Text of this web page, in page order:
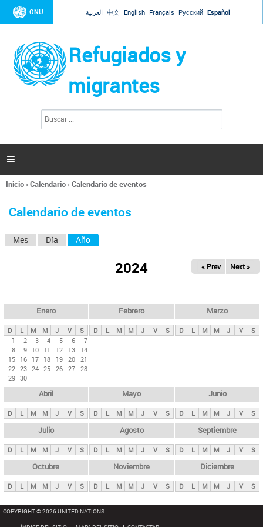
Jump to navigation
ONU العربية 中文 English Français Русский Español
Refugiados y
migrantes
l
d
s

Se
usted
Inicio›Calendario›Calendario de eventos
Calendario de eventos
s
p
n
i
p
a
l
s
Mes Día Año
2024 « Prev Next »
Enero
D L M M J V
S
1
2 3 4 5 6
7
8
9 10 11 12 13
14
15 16 17 18 19 20 21
22 23 24 25 26 27 28
29 30
Febrero
D L M M J V S
Marzo
D L M M J V S
Abril
D L M M J V S
Mayo
D L M M J V S
Junio
D L M M J V S
Julio
D L M M J V S
Agosto
D L M M J V S
Septiembre
D L M M J V S
Octubre
D L M M J V S
Noviembre
D L M M J V S
Diciembre
D L M M J V S
COPYRIGHT © 2026 UNITED NATIONS